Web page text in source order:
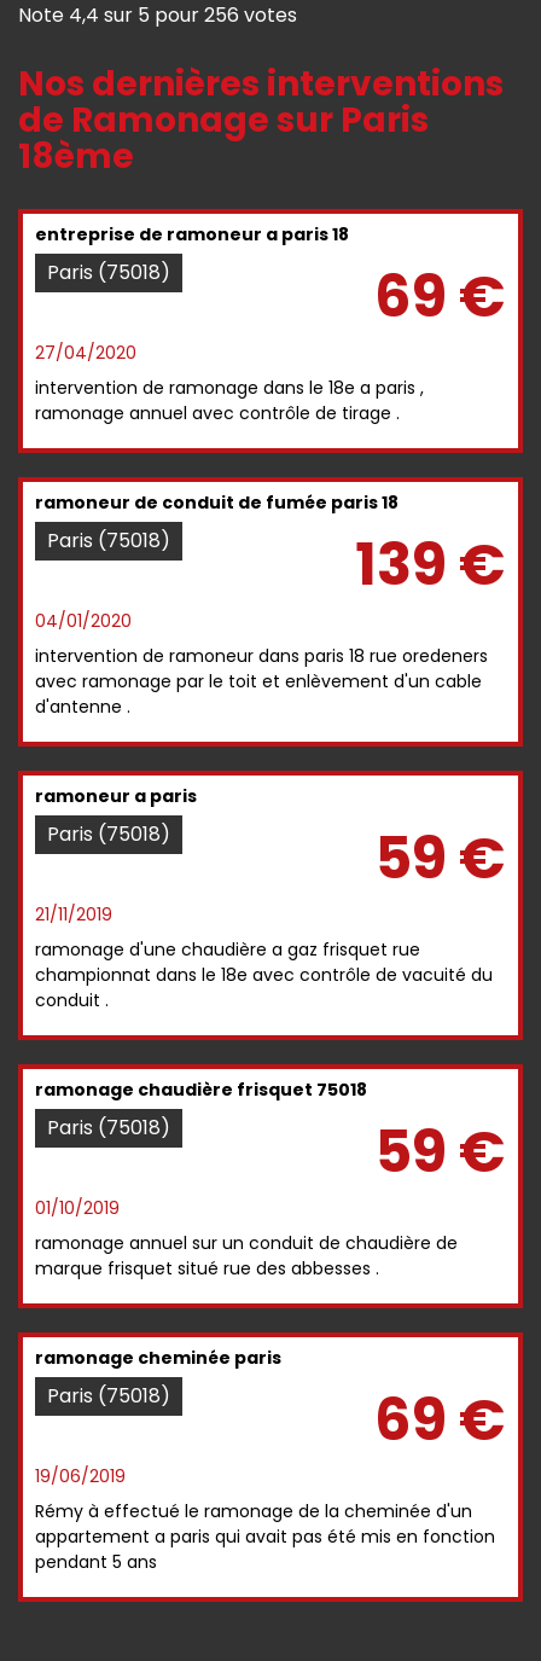
Note 4,4 sur 5 pour256 votes
Nos dernières interventions
de Ramonage sur Paris
18ème
entreprise de ramoneur a paris 18
Paris (75018) 69 €
27/04/2020
intervention de ramonage dans le 18e a paris ,
ramonage annuel avec contrôle de tirage .
ramoneur de conduit de fumée paris 18
Paris (75018) 139 €
04/01/2020
intervention de ramoneur dans paris 18 rue oredeners
avec ramonage par le toit et enlèvement d'un cable
d'antenne .
ramoneur a paris
Paris (75018) 59 €
21/11/2019
ramonage d'une chaudière a gaz frisquet rue
championnat dans le 18e avec contrôle de vacuité du
conduit .
ramonage chaudière frisquet 75018
Paris (75018) 59 €
01/10/2019
ramonage annuel sur un conduit de chaudière de
marque frisquet situé rue des abbesses .
ramonage cheminée paris
Paris (75018) 69 €
19/06/2019
Rémy à effectué le ramonage de la cheminée d'un
appartement a paris qui avait pas été mis en fonction
pendant 5 ans